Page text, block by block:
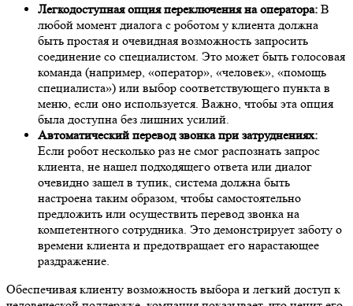
Легкодоступная опция переключения на оператора: В
любой момент диалога с роботом у клиента должна
быть простая и очевидная возможность запросить
соединение со специалистом. Это может быть голосовая
команда (например, «оператор», «человек», «помощь
специалиста») или выбор соответствующего пункта в
меню, если оно используется. Важно, чтобы эта опция
была доступна без лишних усилий.
Автоматический перевод звонка при затруднениях:
Если робот несколько раз не смог распознать запрос
клиента, не нашел подходящего ответа или диалог
очевидно зашел в тупик, система должна быть
настроена таким образом, чтобы самостоятельно
предложить или осуществить перевод звонка на
компетентного сотрудника. Это демонстрирует заботу о
времени клиента и предотвращает его нарастающее
раздражение.
Обеспечивая клиенту возможность выбора и легкий доступ к